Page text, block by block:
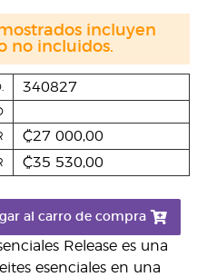
Release es una
esenciales en una
340827
₡27 000,00
₡35 530,00
al carro de compra
incluyen
no incluidos.